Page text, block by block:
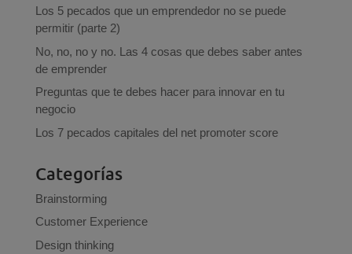
Los 5 pecados que un emprendedor no se puede
permitir (parte 2)
No, no, no y no. Las 4 cosas que debes saber antes
de emprender
Preguntas que te debes hacer para innovar en tu
negocio
Los 7 pecados capitales del net promoter score
Categorías
Brainstorming
Customer Experience
Design thinking